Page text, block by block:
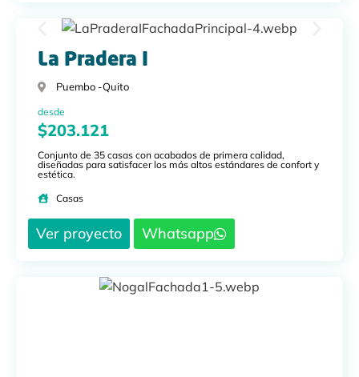
La Pradera I
Puembo -Quito
desde
$203.121
Conjunto de 35 casas con acabados de primera calidad,
diseñadas para satisfacer los más altos estándares de confort y
estética.
Casas
Ver proyecto Whatsapp